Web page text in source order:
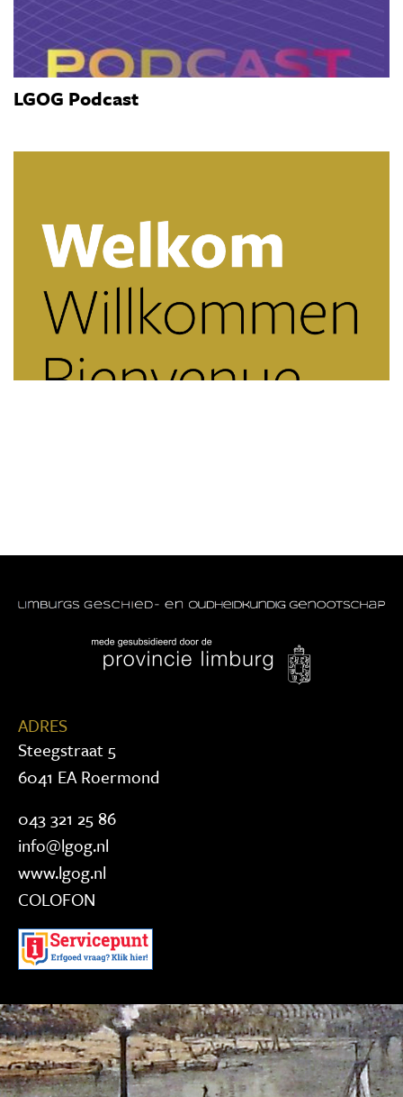
LGOG Podcast
ADRES
Steegstraat 5
6041 EA Roermond
043 321 25 86
info@lgog.nl
www.lgog.nl
COLOFON